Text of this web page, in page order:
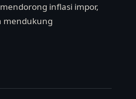
inflasi impor,
mendukung